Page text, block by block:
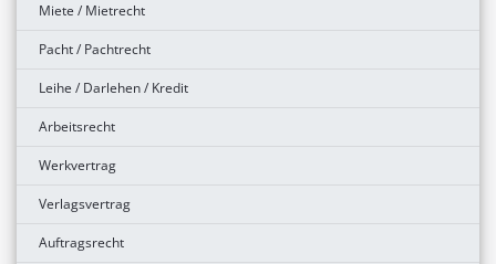
Miete / Mietrecht
Pacht / Pachtrecht
Leihe / Darlehen / Kredit
Arbeitsrecht
Werkvertrag
Verlagsvertrag
Auftragsrecht